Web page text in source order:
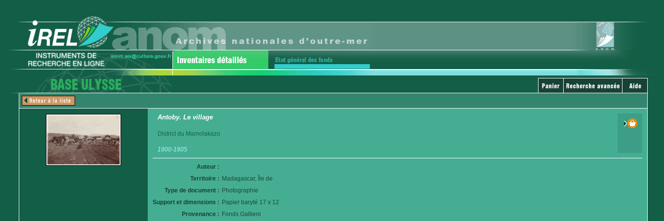
Antoby. Le village
District du Mamolakazo
1900-1905
Auteur :
Territoire : Madagascar, Île de
Type de document : Photographie
Support et dimensions : Papier baryté 17 x 12
Provenance : Fonds Gallieni